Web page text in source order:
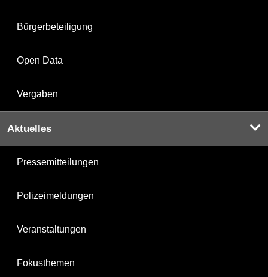
Bürgerbeteiligung
Open Data
Vergaben
Aktuelles
Pressemitteilungen
Polizeimeldungen
Veranstaltungen
Fokusthemen